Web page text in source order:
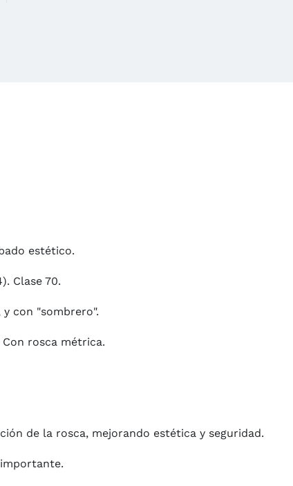
estético.
Clase 70.
con "sombrero".
rosca métrica.
de la rosca, mejorando estética y seguridad.